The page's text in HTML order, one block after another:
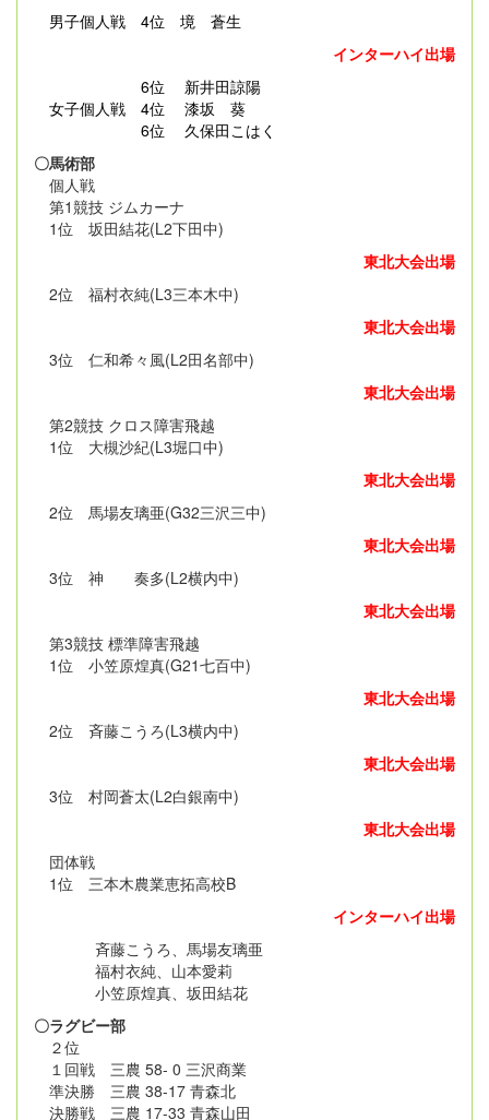
男子個人戦 4位 境 蒼生
インターハイ出場
6位 新井田諒陽
女子個人戦 4位 漆坂 葵
6位 久保田こはく
〇馬術部
個人戦
第1競技 ジムカーナ
1位 坂田結花(L2下田中)
東北大会出場
2位 福村衣純(L3三本木中)
東北大会出場
3位 仁和希々風(L2田名部中)
東北大会出場
第2競技 クロス障害飛越
1位 大槻沙紀(L3堀口中)
東北大会出場
2位 馬場友璃亜(G32三沢三中)
東北大会出場
3位 神 奏多(L2横内中)
東北大会出場
第3競技 標準障害飛越
1位 小笠原煌真(G21七百中)
東北大会出場
2位 斉藤こうろ(L3横内中)
東北大会出場
3位 村岡蒼太(L2白銀南中)
東北大会出場
団体戦
1位 三本木農業恵拓高校B
インターハイ出場
斉藤こうろ、馬場友璃亜
福村衣純、山本愛莉
小笠原煌真、坂田結花
〇ラグビー部
２位
１回戦 三農 58- 0 三沢商業
準決勝 三農 38-17 青森北
決勝戦 三農 17-33 青森山田